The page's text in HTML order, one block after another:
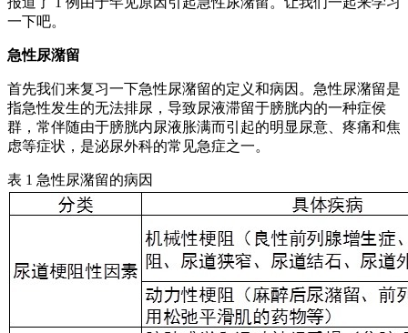
一下吧。
急性尿潴留
首先我们来复习一下急性尿潴留的定义和病因。急性尿潴留是
指急性发生的无法排尿，导致尿液滞留于膀胱内的一种症侯
群，常伴随由于膀胱内尿液胀满而引起的明显尿意、疼痛和焦
虑等症状，是泌尿外科的常见急症之一。
表 1 急性尿潴留的病因